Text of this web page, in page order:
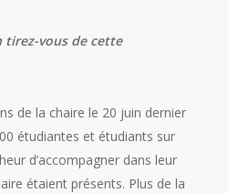
tirez-vous de cette
de la chaire le 20 juin dernier
étudiantes et étudiants sur
d’accompagner dans leur
étaient présents. Plus de la